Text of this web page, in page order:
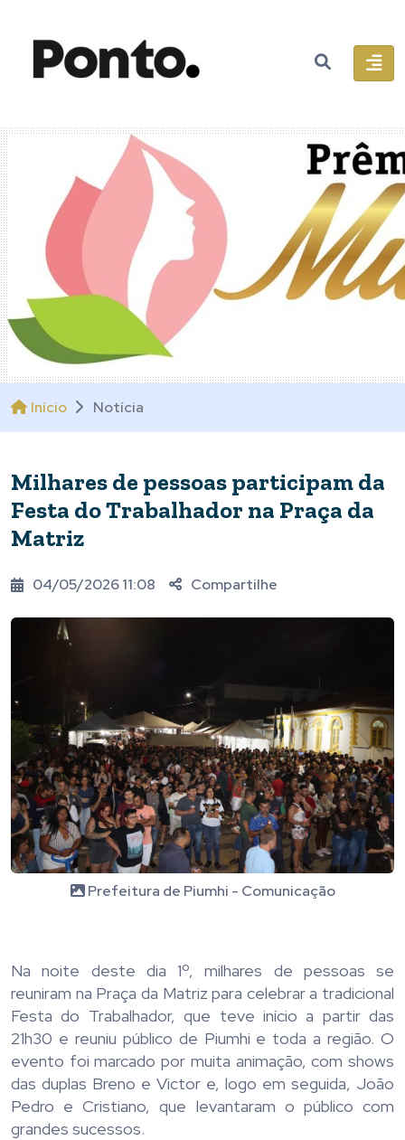
Início Notícia
Milhares de pessoas participam da
Festa do Trabalhador na Praça da
Matriz
04/05/2026 11:08 Compartilhe
Prefeitura de Piumhi - Comunicação
Na noite deste dia 1º, milhares de pessoas se
reuniram na Praça da Matriz para celebrar a tradicional
Festa do Trabalhador, que teve início a partir das
21h30 e reuniu público de Piumhi e toda a região. O
evento foi marcado por muita animação, com shows
das duplas Breno e Victor e, logo em seguida, João
Pedro e Cristiano, que levantaram o público com
grandes sucessos.